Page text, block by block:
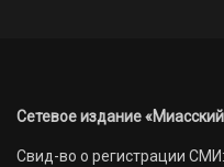
Сетевое издание
Свид-во о регистрации